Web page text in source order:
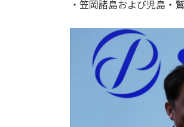
・笠岡諸島および児島・